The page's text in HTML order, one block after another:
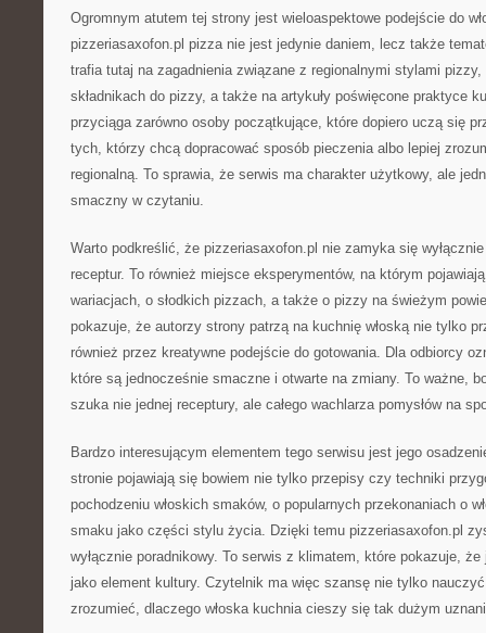
Ogromnym atutem tej strony jest wieloaspektowe podejście do
pizzeriasaxofon.pl pizza nie jest jedynie daniem, lecz także
trafia tutaj na zagadnienia związane z regionalnymi stylami
składnikach do pizzy, a także na artykuły poświęcone praktyce
przyciąga zarówno osoby początkujące, które dopiero uczą się
tych, którzy chcą dopracować sposób pieczenia albo lepiej
regionalną. To sprawia, że serwis ma charakter użytkowy, ale
smaczny w czytaniu.
Warto podkreślić, że pizzeriasaxofon.pl nie zamyka się
receptur. To również miejsce eksperymentów, na którym
wariacjach, o słodkich pizzach, a także o pizzy na świeżym
pokazuje, że autorzy strony patrzą na kuchnię włoską nie tylko
również przez kreatywne podejście do gotowania. Dla odbiorcy
które są jednocześnie smaczne i otwarte na zmiany. To ważne,
szuka nie jednej receptury, ale całego wachlarza pomysłów na
Bardzo interesującym elementem tego serwisu jest jego
stronie pojawiają się bowiem nie tylko przepisy czy techniki
pochodzeniu włoskich smaków, o popularnych przekonaniach o
smaku jako części stylu życia. Dzięki temu pizzeriasaxofon.pl
wyłącznie poradnikowy. To serwis z klimatem, które pokazuje,
jako element kultury. Czytelnik ma więc szansę nie tylko
zrozumieć, dlaczego włoska kuchnia cieszy się tak dużym